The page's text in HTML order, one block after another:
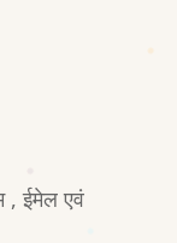
, ईमेल एवं